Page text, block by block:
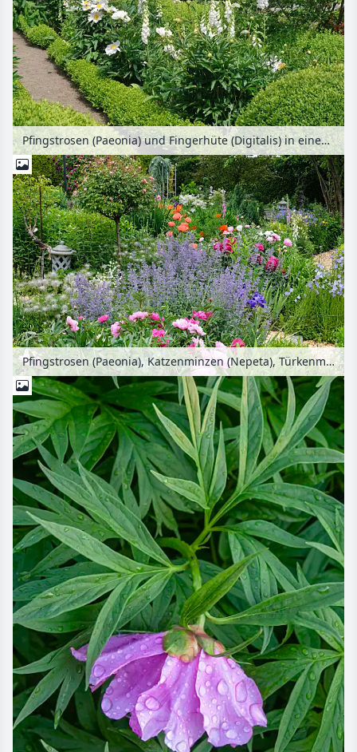
Pfingstrosen (Paeonia) und Fingerhüte (Digitalis) in einem weißen formalen Garten
Pfingstrosen (Paeonia), Katzenminzen (Nepeta), Türkenmohn (Papaver orientale) und Rosen (Rosa)